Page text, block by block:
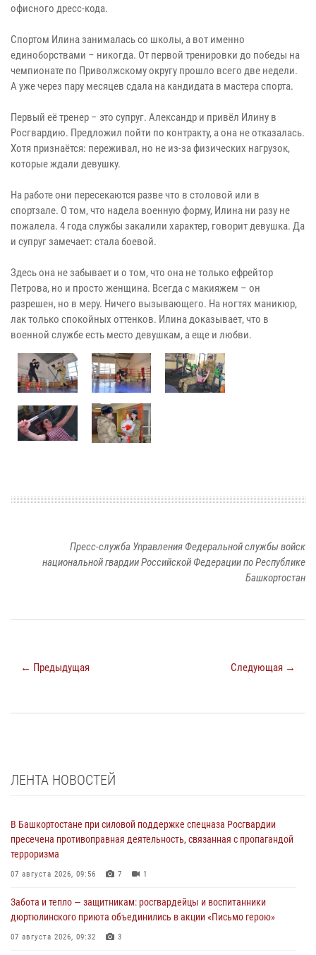
офисного дресс-кода.
Спортом Илина занималась со школы, а вот именно
единоборствами – никогда. От первой тренировки до победы на
чемпионате по Приволжскому округу прошло всего две недели.
А уже через пару месяцев сдала на кандидата в мастера спорта.
Первый её тренер – это супруг. Александр и привёл Илину в
Росгвардию. Предложил пойти по контракту, а она не отказалась.
Хотя признаётся: переживал, но не из-за физических нагрузок,
которые ждали девушку.
На работе они пересекаются разве что в столовой или в
спортзале. О том, что надела военную форму, Илина ни разу не
пожалела. 4 года службы закалили характер, говорит девушка. Да
и супруг замечает: стала боевой.
Здесь она не забывает и о том, что она не только ефрейтор
Петрова, но и просто женщина. Всегда с макияжем – он
разрешен, но в меру. Ничего вызывающего. На ногтях маникюр,
лак только спокойных оттенков. Илина доказывает, что в
военной службе есть место девушкам, а еще и любви.
Пресс-служба Управления Федеральной службы войск
национальной гвардии Российской Федерации по Республике
Башкортостан
← Предыдущая Следующая →
ЛЕНТА НОВОСТЕЙ
В Башкортостане при силовой поддержке спецназа Росгвардии
пресечена противоправная деятельность, связанная с пропагандой
терроризма
07 августа 2026, 09:56 7 1
Забота и тепло — защитникам: росгвардейцы и воспитанники
дюртюлинского приюта объединились в акции «Письмо герою»
07 августа 2026, 09:32 3